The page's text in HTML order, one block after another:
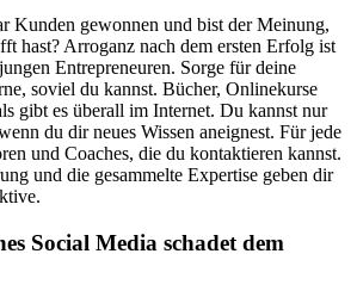
Kunden gewonnen und bist der Meinung,
hast? Arroganz nach dem ersten Erfolg ist
Entrepreneuren. Sorge für deine
soviel du kannst. Bücher, Onlinekurse
gibt es überall im Internet. Du kannst nur
du dir neues Wissen aneignest. Für jede
und Coaches, die du kontaktieren kannst.
und die gesammelte Expertise geben dir
Social Media schadet dem